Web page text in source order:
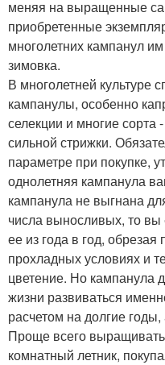
меняя на выращенные
приобретенные
многолетних кампанул
зимовка.
В многолетней культуре
кампанулы, особенно
селекции и многие сорта
сильной стрижки.
параметре при покупке,
однолетняя кампанула
кампанула не выгнана
числа выносливых, то
ее из года в год,
прохладных условиях и
цветение. Но кампанула
жизни развиваться
расчетом на долгие годы,
Проще всего
комнатный летник,